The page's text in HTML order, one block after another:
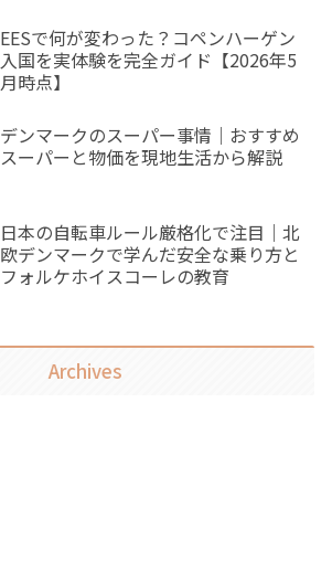
EESで何が変わった？コペンハーゲン
入国を実体験を完全ガイド【2026年5
月時点】
デンマークのスーパー事情｜おすすめ
スーパーと物価を現地生活から解説
日本の自転車ルール厳格化で注目｜北
欧デンマークで学んだ安全な乗り方と
フォルケホイスコーレの教育
Archives